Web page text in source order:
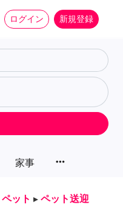
ログイン 新規登録
家事 more_horiz
ペット ▸ ペット送迎